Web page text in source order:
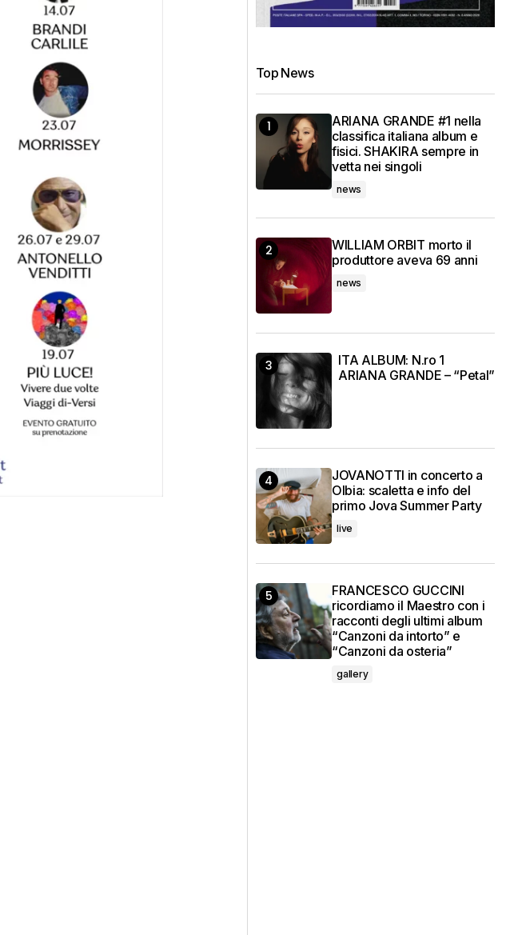
Top News
ARIANA GRANDE #1 nella
classifica italiana album e
fisici. SHAKIRA sempre in
vetta nei singoli
news
WILLIAM ORBIT morto il
produttore aveva 69 anni
news
ITA ALBUM: N.ro 1
ARIANA GRANDE – “Petal”
JOVANOTTI in concerto a
Olbia: scaletta e info del
primo Jova Summer Party
live
FRANCESCO GUCCINI
ricordiamo il Maestro con i
racconti degli ultimi album
“Canzoni da intorto” e
“Canzoni da osteria”
gallery